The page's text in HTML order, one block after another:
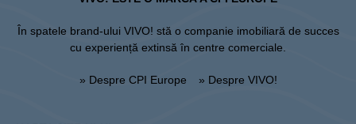
În spatele brand-ului VIVO! stă o companie imobiliară de succes
cu experiență extinsă în centre comerciale.
» Despre CPI Europe » Despre VIVO!